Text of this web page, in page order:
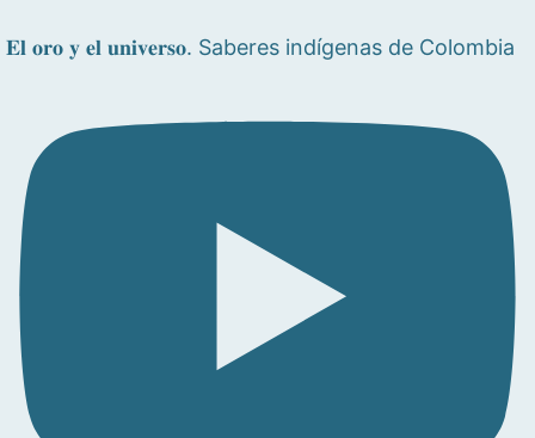
𝐄𝐥 𝐨𝐫𝐨 𝐲 𝐞𝐥 𝐮𝐧𝐢𝐯𝐞𝐫𝐬𝐨. Saberes indígenas de Colombia